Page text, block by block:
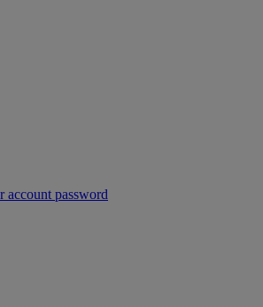
account password